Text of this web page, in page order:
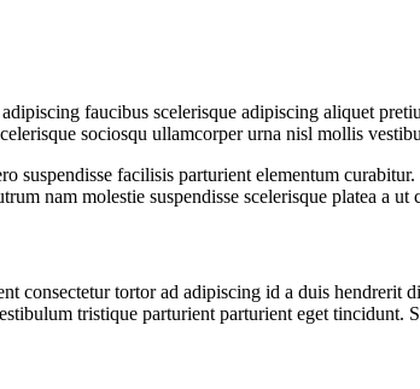
faucibus scelerisque adipiscing aliquet
sociosqu ullamcorper urna nisl mollis
facilisis parturient elementum
nam molestie suspendisse scelerisque platea a
tortor ad adipiscing id a duis hendrerit
tristique parturient parturient eget tincidunt.